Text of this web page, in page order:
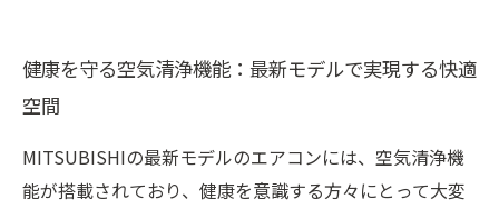
健康を守る空気清浄機能：最新モデルで実現する快適
空間
MITSUBISHIの最新モデルのエアコンには、空気清浄機
能が搭載されており、健康を意識する方々にとって大変